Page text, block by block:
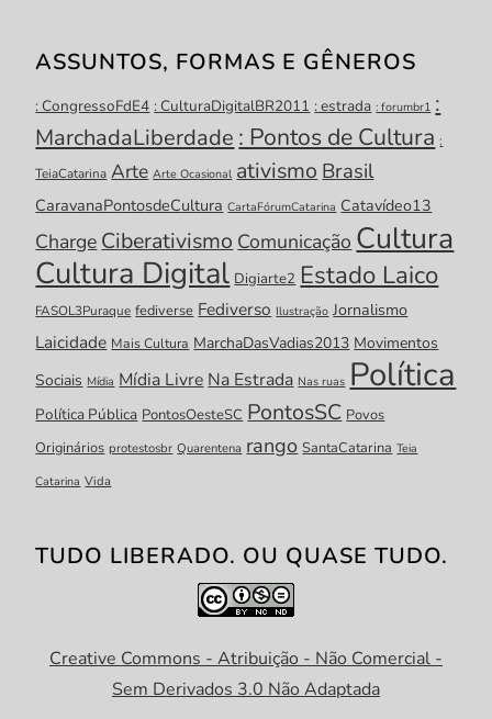
ASSUNTOS, FORMAS E GÊNEROS
: CongressoFdE4 : CulturaDigitalBR2011 : estrada : forumbr1 :
MarchadaLiberdade : Pontos de Cultura :
TeiaCatarina Arte Arte Ocasional ativismo Brasil
CaravanaPontosdeCultura CartaFórumCatarina Catavídeo13
Charge Ciberativismo Comunicação Cultura
Cultura Digital Digiarte2 Estado Laico
FASOL3Puraque fediverse Fediverso Ilustração Jornalismo
Laicidade Mais Cultura MarchaDasVadias2013 Movimentos
Sociais Mídia Mídia Livre Na Estrada Nas ruas Política
Política Pública PontosOesteSC PontosSC Povos
Originários protestosbr Quarentena rango SantaCatarina Teia
Catarina Vida
TUDO LIBERADO. OU QUASE TUDO.
Creative Commons - Atribuição - Não Comercial -
Sem Derivados 3.0 Não Adaptada